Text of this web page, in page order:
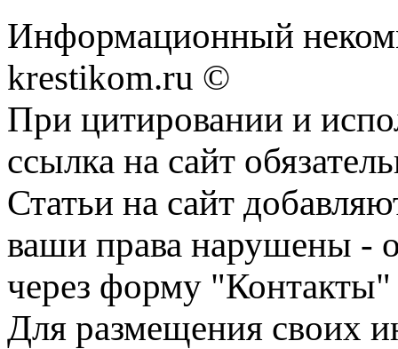
Информационный
krestikom.ru ©
При цитировании и
ссылка на сайт
Статьи на сайт
ваши права нарушены -
через форму "Контакты"
Для размещения своих